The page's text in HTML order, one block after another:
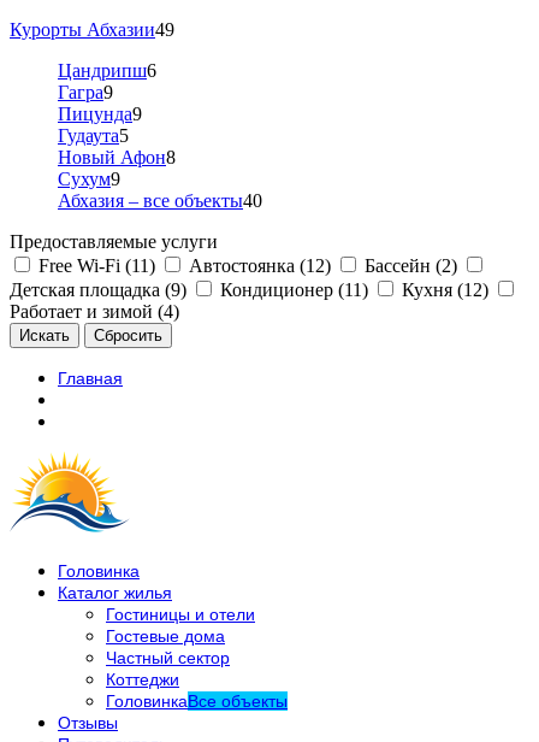
Курорты Абхазии49
Цандрипш6
Гагра9
Пицунда9
Гудаута5
Новый Афон8
Сухум9
Абхазия – все объекты40
Предоставляемые услуги
Free Wi-Fi (11)
Автостоянка (12)
Бассейн (2)
Детская площадка (9)
Кондиционер (11)
Кухня (12)
Работает и зимой (4)
Главная
Головинка
Каталог жилья
Гостиницы и отели
Гостевые дома
Частный сектор
Коттеджи
ГоловинкаВсе объекты
Отзывы